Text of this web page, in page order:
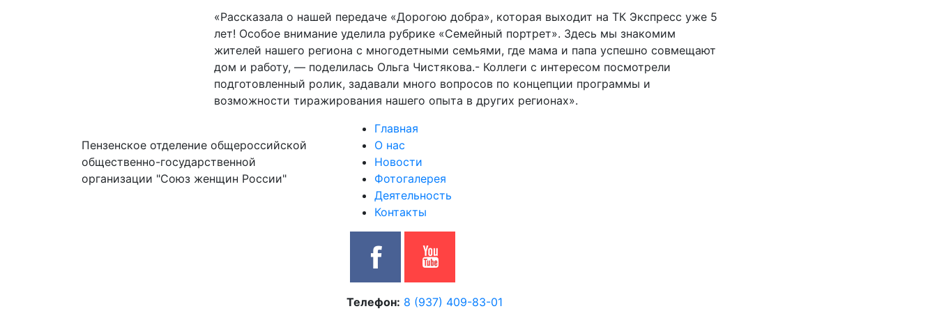
«Рассказала о нашей передаче «Дорогою добра», которая выходит на ТК Экспресс уже 5
лет! Особое внимание уделила рубрике «Семейный портрет». Здесь мы знакомим
жителей нашего региона с многодетными семьями, где мама и папа успешно совмещают
дом и работу, — поделилась Ольга Чистякова.- Коллеги с интересом посмотрели
подготовленный ролик, задавали много вопросов по концепции программы и
возможности тиражирования нашего опыта в других регионах».
Пензенское отделение общероссийской
общественно-государственной
организации "Союз женщин России"
Главная
О нас
Новости
Фотогалерея
Деятельность
Контакты
Телефон: ‭8 (937) 409-83-01‬